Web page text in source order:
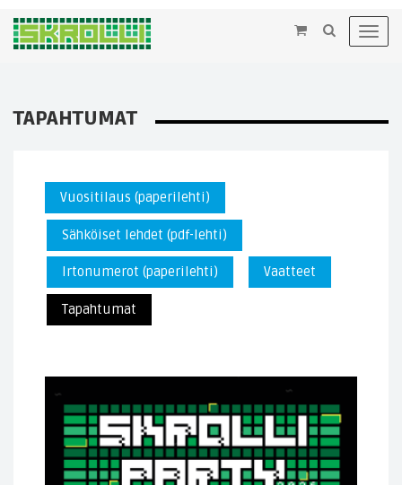
×
TAPAHTUMAT
Vuositilaus (paperilehti)
Sähköiset lehdet (pdf-lehti)
Irtonumerot (paperilehti) Vaatteet
Tapahtumat